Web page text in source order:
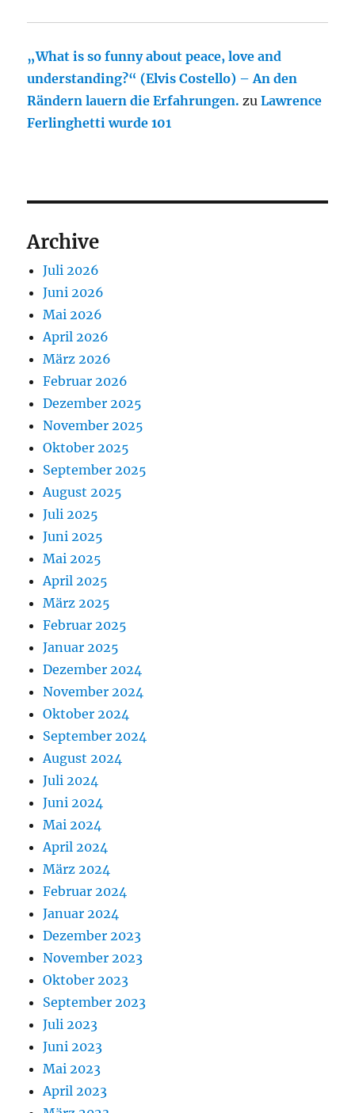
„What is so funny about peace, love and
understanding?“ (Elvis Costello) – An den
Rändern lauern die Erfahrungen. zuLawrence
Ferlinghetti wurde 101
Archive
Juli 2026
Juni 2026
Mai 2026
April 2026
März 2026
Februar 2026
Dezember 2025
November 2025
Oktober 2025
September 2025
August 2025
Juli 2025
Juni 2025
Mai 2025
April 2025
März 2025
Februar 2025
Januar 2025
Dezember 2024
November 2024
Oktober 2024
September 2024
August 2024
Juli 2024
Juni 2024
Mai 2024
April 2024
März 2024
Februar 2024
Januar 2024
Dezember 2023
November 2023
Oktober 2023
September 2023
Juli 2023
Juni 2023
Mai 2023
April 2023